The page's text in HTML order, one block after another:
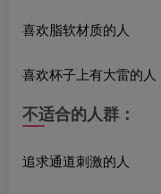
喜欢脂软材质的人
喜欢杯子上有大雷的人
不适合的人群：
追求通道刺激的人